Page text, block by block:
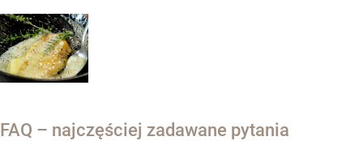
FAQ – najczęściej zadawane pytania